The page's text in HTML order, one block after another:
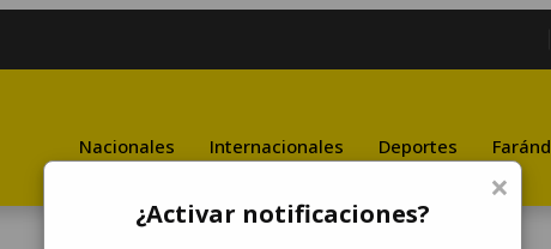
Nacionales Internacionales Deportes
×
¿Activar notificaciones?